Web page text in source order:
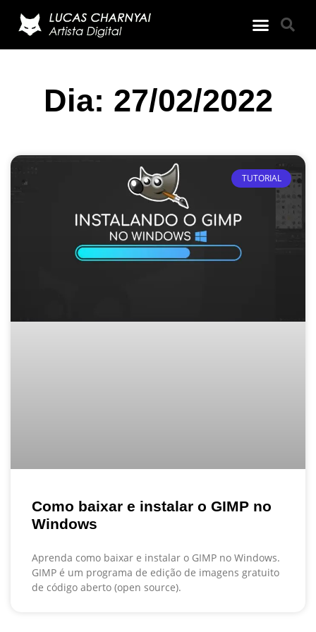
Dia: 27/02/2022
TUTORIAL
Como baixar e instalar o GIMP no
Windows
Aprenda como baixar e instalar o GIMP no Windows.
GIMP é um programa de edição de imagens gratuito
de código aberto (open source).